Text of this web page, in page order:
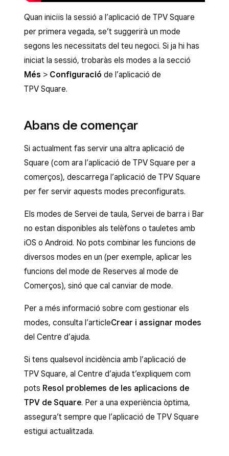
Quan iniciïs la sessió a l’aplicació de TPV Square
per primera vegada, se’t suggerirà un mode
segons les necessitats del teu negoci. Si ja hi has
iniciat la sessió, trobaràs els modes a la secció
Més > Configuració de l’aplicació de
TPV Square.
Abans de començar
Si actualment fas servir una altra aplicació de
Square (com ara l’aplicació de TPV Square per a
comerços), descarrega l’aplicació de TPV Square
per fer servir aquests modes preconfigurats.
Els modes de Servei de taula, Servei de barra i Bar
no estan disponibles als telèfons o tauletes amb
iOS o Android. No pots combinar les funcions de
diversos modes en un (per exemple, aplicar les
funcions del mode de Reserves al mode de
Comerços), sinó que cal canviar de mode.
Per a més informació sobre com gestionar els
modes, consulta l’articleCrear i assignar modes
del Centre d’ajuda.
Si tens qualsevol incidència amb l’aplicació de
TPV Square, al Centre d’ajuda t’expliquem com
pots Resol problemes de les aplicacions de
TPV de Square. Per a una experiència òptima,
assegura’t sempre que l’aplicació de TPV Square
estigui actualitzada.